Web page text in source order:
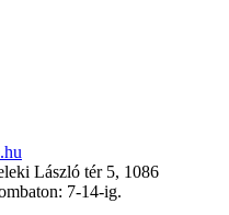
László tér 5, 1086
7-14-ig.